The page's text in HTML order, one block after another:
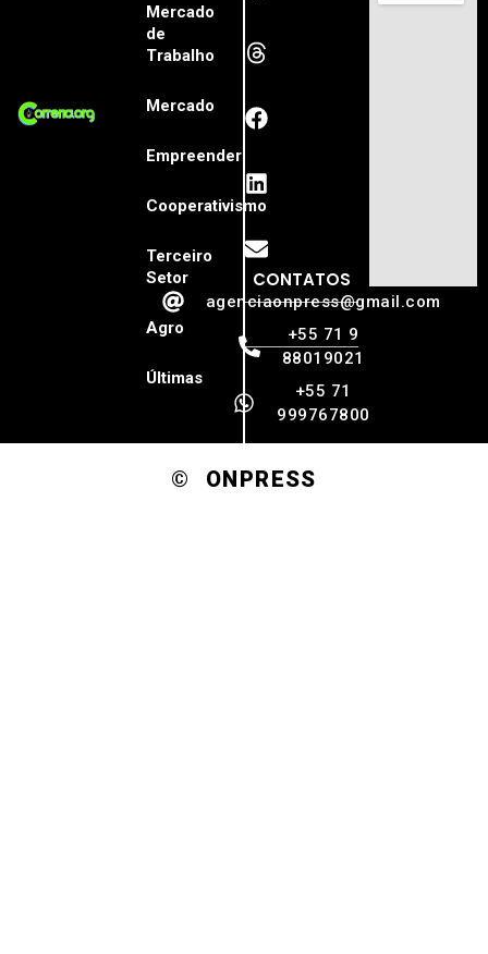
Mercado
de
Trabalho
Mercado
Empreender
Cooperativismo
Terceiro
Setor
Agro
Últimas
CONTATOS
agenciaonpress@gmail.com
+55 71 9
88019021
+55 71
999767800
© ONPRESS